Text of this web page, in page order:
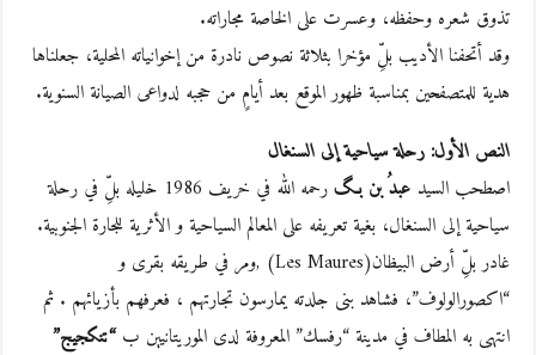
تذوق شعره وحفظه، وعسرت على الخاصة مجاراته.
وقد أتحفنا الأديب بلِّ مؤخرا بثلاثة نصوص نادرة من إخوانياته المحلية، جعلناها
هدية للمتصفحين بمناسبة ظهور الموقع بعد أيامٍ من حجبه لدواعى الصيانة السنوية.
النص الأول: رحلة سياحية إلى السنغال
اصطحب السيد عبدُ بن بـگ
رحمه الله في خريف 1986 خليله بلِّ في رحلة
سياحية إلى السنغال، بغية تعريفه على المعالم السياحية و الأثرية للجارة الجنوبية.
غادر بلِّ أرض البيظان(Les Maures) ,ومر في طريقه بقرى و
“اكصورالولوف”، فشاهد بنى جلدته يمارسون تجارتهم ، فعرفهم بأزيائهم . ثم
انتهى به المطاف في مدينة “رفسك” المعروفة لدى الموريتانيين ب“تنكجيج”